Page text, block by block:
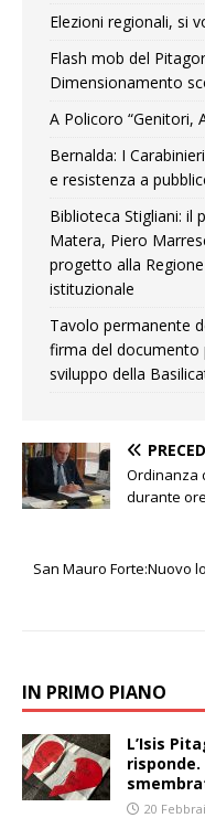
Elezioni regionali, si
Flash mob del
Dimensionamento
A Policoro “Genitori,
Bernalda: I
e resistenza a
Biblioteca Stigliani: il
Matera, Piero
progetto alla
istituzionale
Tavolo permanente
firma del documento
sviluppo della
Ordinanza
durante
San Mauro Forte:Nuovo
IN PRIMO PIANO
L’Isis
20